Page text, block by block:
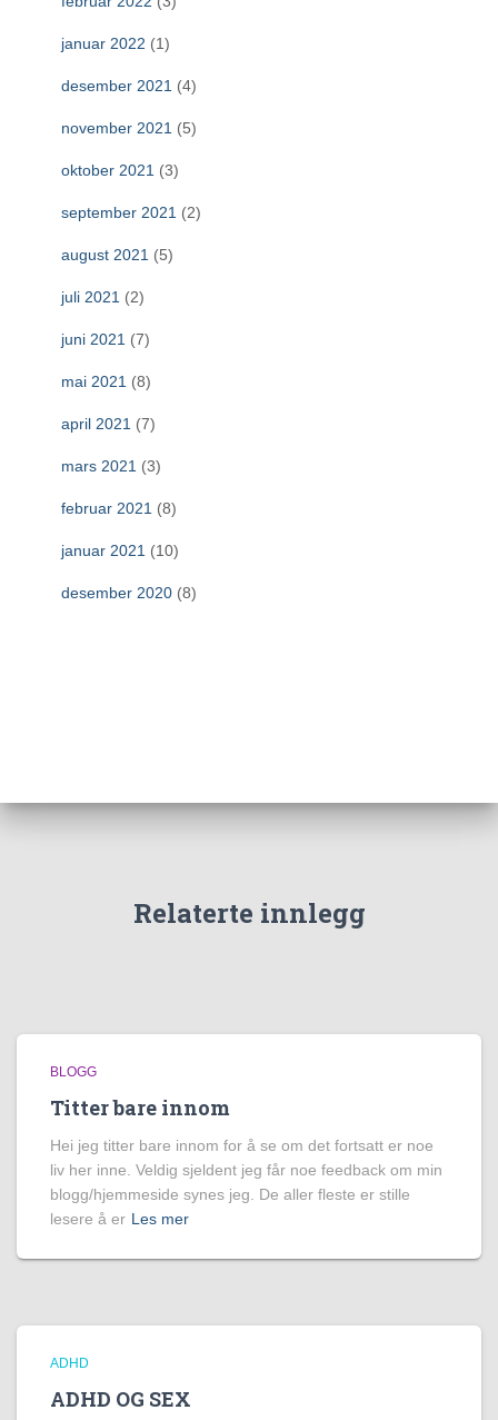
januar 2022 (1)
desember 2021 (4)
november 2021 (5)
oktober 2021 (3)
september 2021 (2)
august 2021 (5)
juli 2021 (2)
juni 2021 (7)
mai 2021 (8)
april 2021 (7)
mars 2021 (3)
februar 2021 (8)
januar 2021 (10)
desember 2020 (8)
Relaterte innlegg
BLOGG
Titter bare innom
Hei jeg titter bare innom for å se om det fortsatt er noe
liv her inne. Veldig sjeldent jeg får noe feedback om min
blogg/hjemmeside synes jeg. De aller fleste er stille
lesere å er Les mer
ADHD
ADHD OG SEX